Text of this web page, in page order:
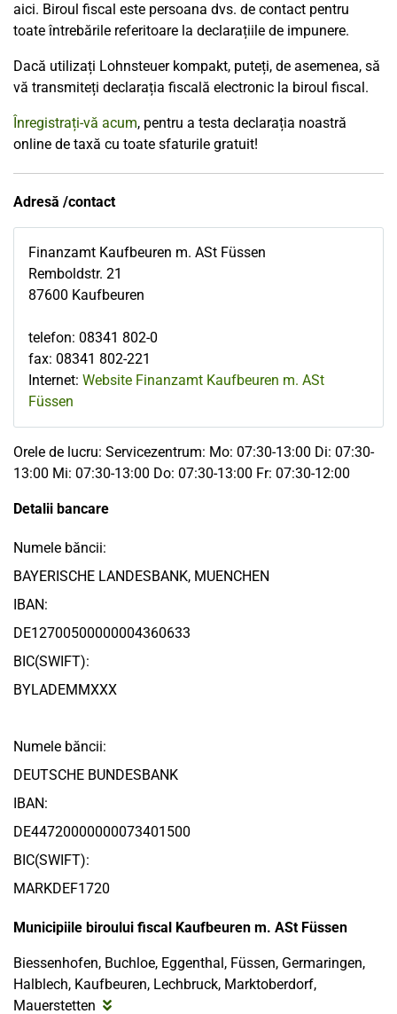
aici. Biroul fiscal este persoana dvs. de contact pentru
toate întrebările referitoare la declarațiile de impunere.
Dacă utilizați Lohnsteuer kompakt, puteți, de asemenea, să
vă transmiteți declarația fiscală electronic la biroul fiscal.
Înregistrați-vă acum, pentru a testa declarația noastră
online de taxă cu toate sfaturile gratuit!
Adresă /contact
Finanzamt Kaufbeuren m. ASt Füssen
Remboldstr. 21
87600 Kaufbeuren
telefon: 08341 802-0
fax: 08341 802-221
Internet: Website Finanzamt Kaufbeuren m. ASt
Füssen
Orele de lucru: Servicezentrum: Mo: 07:30-13:00 Di: 07:30-
13:00 Mi: 07:30-13:00 Do: 07:30-13:00 Fr: 07:30-12:00
Detalii bancare
Numele băncii:
BAYERISCHE LANDESBANK, MUENCHEN
IBAN:
DE12700500000004360633
BIC(SWIFT):
BYLADEMMXXX
Numele băncii:
DEUTSCHE BUNDESBANK
IBAN:
DE44720000000073401500
BIC(SWIFT):
MARKDEF1720
Municipiile biroului fiscal Kaufbeuren m. ASt Füssen
Biessenhofen, Buchloe, Eggenthal, Füssen, Germaringen,
Halblech, Kaufbeuren, Lechbruck, Marktoberdorf,
Mauerstetten